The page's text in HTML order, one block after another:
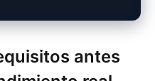
antes